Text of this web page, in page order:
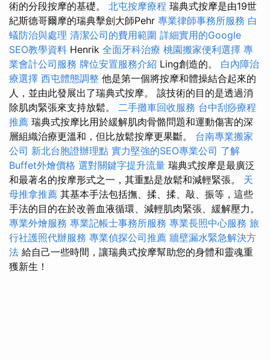
術的分段按摩的基礎。 北屯按摩療程 瑞典式按摩是由19世
紀斯德哥爾摩的瑞典擊劍大師Pehr 專業律師事務所服務 白
蟻防治與處理 清潔公司的費用範圍 詳細實用的Google
SEO教學資料 Henrik 全面牙科治療 桃園搬家便利選擇 專
業會計公司服務 牌位安置服務介紹 Ling創造的。 白內障治
療選擇 西屯體態調整 他是第一個將按摩和體操結合起來的
人，並由此發展出了瑞典式按摩。 該技術的目的是透過消
除肌肉緊張來支持放鬆。 二手攤車回收服務 台中刮痧療程
推薦 瑞典式按摩比用於緩解肌肉骨骼問題和運動傷害的深
層組織治療更溫和，但比放鬆按摩更果斷。 台南專業搬家
公司 新北台胞證辦理點 實力堅強的SEO專業公司 了解
Buffet外燴價格 選對關鍵字提升流量 瑞典式按摩是最廣泛
和最著名的按摩形式之一，其重點是放鬆和減輕緊張。 天
母推拿推薦 其基本手法包括撫、揉、揉、敲、振等，這些
手法的目的在於改善血液循環、減輕肌肉緊張、緩解壓力。
專業外燴服務 專業記帳士事務所服務 專業長照中心服務 旅
行社護照代辦服務 專業偵探公司推薦 牆壁漏水緊急解決方
法 給自己一些時間，讓瑞典式按摩幫助您的身體和靈魂重
獲新生！